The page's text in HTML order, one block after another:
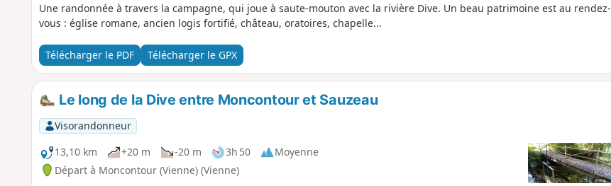
Une randonnée à travers la campagne, qui joue à saute-mouton avec la rivière Dive. Un beau patrimoine est au rendez-
vous : église romane, ancien logis fortifié, château, oratoires, chapelle...
Télécharger le PDF Télécharger le GPX
Le long de la Dive entre Moncontour et Sauzeau
Visorandonneur
13,10 km
+20 m -20 m 3h 50
Moyenne
Départ à Moncontour (Vienne) (Vienne)